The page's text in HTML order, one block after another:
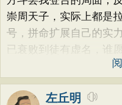
崇周天子，实际上都是
号，拼命扩展自己的实
已衰败到徒有虚名，谁
左丘明